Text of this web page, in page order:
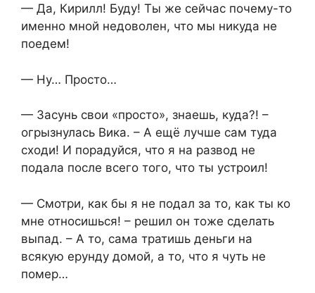
— Да, Кирилл! Буду! Ты же сейчас почему-то
именно мной недоволен, что мы никуда не
поедем!
— Ну… Просто…
— Засунь свои «просто», знаешь, куда?! –
огрызнулась Вика. – А ещё лучше сам туда
сходи! И порадуйся, что я на развод не
подала после всего того, что ты устроил!
— Смотри, как бы я не подал за то, как ты ко
мне относишься! – решил он тоже сделать
выпад. – А то, сама тратишь деньги на
всякую ерунду домой, а то, что я чуть не
помер…